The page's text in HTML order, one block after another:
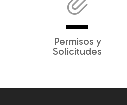
Permisos y
Solicitudes